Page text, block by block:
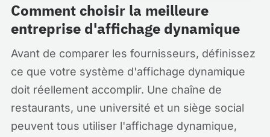
Comment choisir la meilleure
entreprise d'affichage dynamique
Avant de comparer les fournisseurs, définissez
ce que votre système d'affichage dynamique
doit réellement accomplir. Une chaîne de
restaurants, une université et un siège social
peuvent tous utiliser l'affichage dynamique,